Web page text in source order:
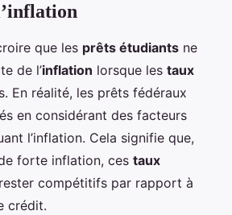
que les prêts étudiants ne
de l’inflation lorsque les taux
En réalité, les prêts fédéraux
en considérant des facteurs
l’inflation. Cela signifie que,
forte inflation, ces taux
compétitifs par rapport à
crédit.